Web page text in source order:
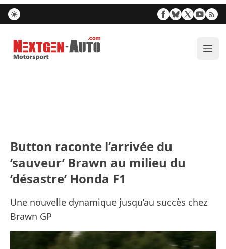
Nextgen-Auto.com
Button raconte l’arrivée du
’sauveur’ Brawn au milieu du
’désastre’ Honda F1
Une nouvelle dynamique jusqu’au succès chez
Brawn GP